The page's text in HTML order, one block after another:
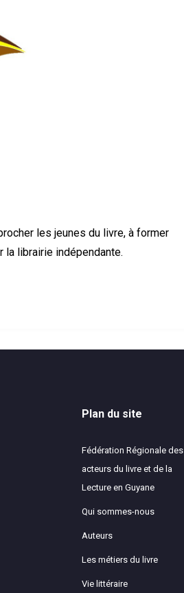
les jeunes du livre, à former
la librairie indépendante.
Plan du site
Fédération Régionale des
acteurs du livre et de la
Lecture en Guyane
Qui sommes-nous
Auteurs
Les métiers du livre
Vie littéraire